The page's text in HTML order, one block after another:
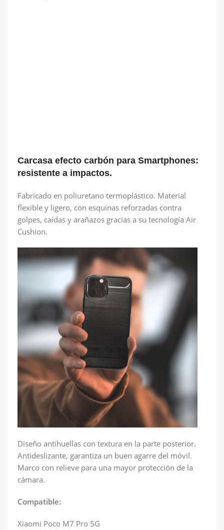
Carcasa efecto carbón para Smartphones:
resistente a impactos.
Fabricado en poliuretano termoplástico. Material
flexible y ligero, con esquinas reforzadas contra
golpes, caídas y arañazos gracias a su tecnología Air
Cushion.
Diseño antihuellas con textura en la parte posterior.
Antideslizante, garantiza un buen agarre del móvil.
Marco con relieve para una mayor protección de la
cámara.
Compatible:
Xiaomi Poco M7 Pro 5G